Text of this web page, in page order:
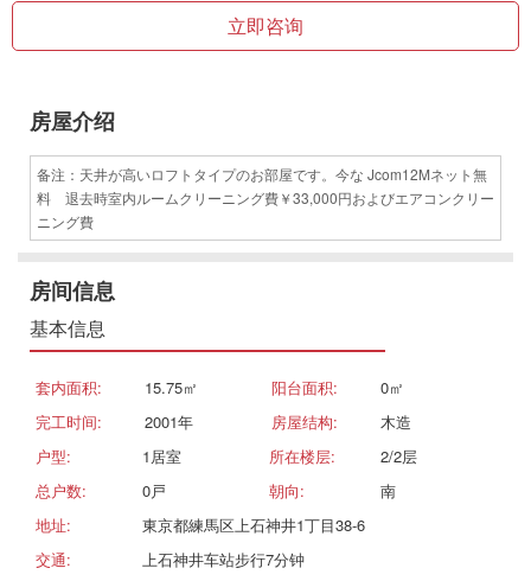
立即咨询
房屋介绍
备注：天井が高いロフトタイプのお部屋です。今な Jcom12Mネット無
料 退去時室内ルームクリーニング費￥33,000円およびエアコンクリー
ニング費
房间信息
基本信息
套内面积: 15.75㎡ 阳台面积:
0㎡
完工时间:
2001年 房屋结构:
木造
户型:
1居室 所在楼层:
2/2层
总户数:
0戸 朝向:
南
地址:
東京都練馬区上石神井1丁目38-6
交通:
上石神井车站步行7分钟